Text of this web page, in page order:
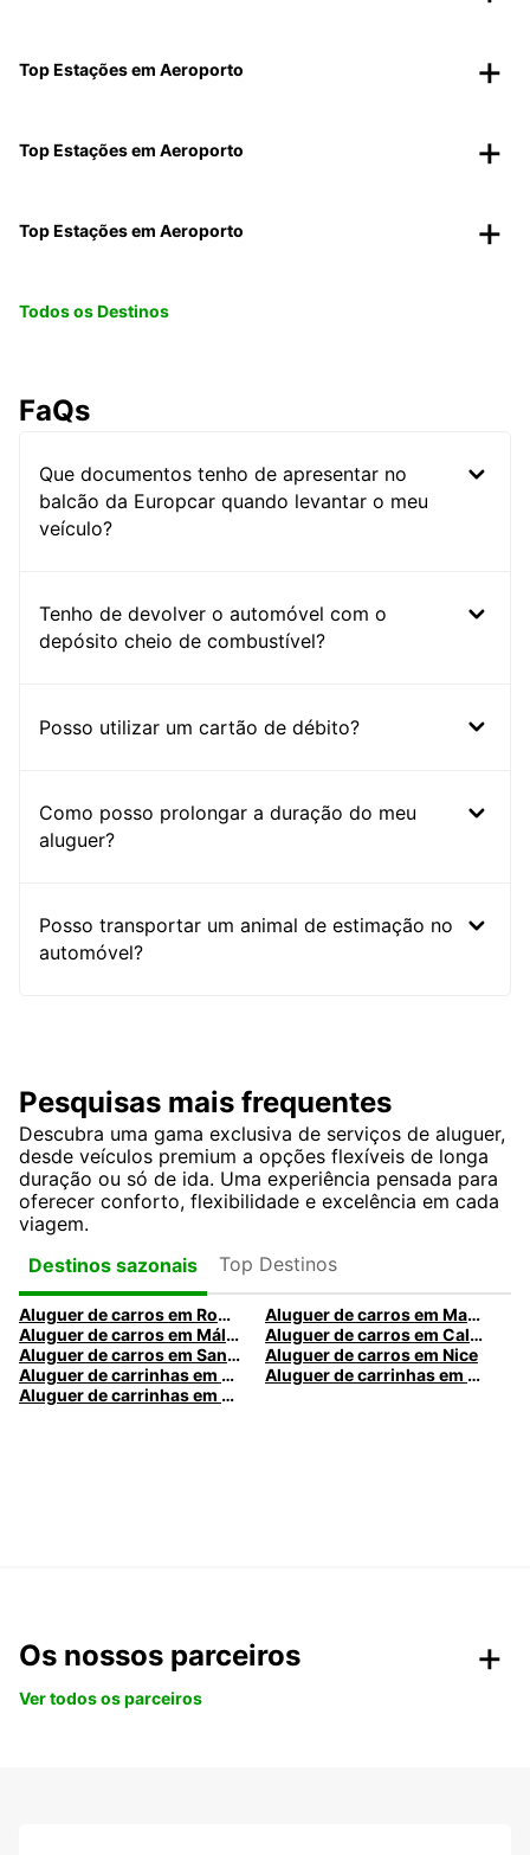
Top Estações em Aeroporto
Top Estações em Aeroporto
Top Estações em Aeroporto
Todos os Destinos
FaQs
Que documentos tenho de apresentar no
balcão da Europcar quando levantar o meu
veículo?
Tenho de devolver o automóvel com o
depósito cheio de combustível?
Posso utilizar um cartão de débito?
Como posso prolongar a duração do meu
aluguer?
Posso transportar um animal de estimação no
automóvel?
Pesquisas mais frequentes
Descubra uma gama exclusiva de serviços de aluguer,
desde veículos premium a opções flexíveis de longa
duração ou só de ida. Uma experiência pensada para
oferecer conforto, flexibilidade e excelência em cada
viagem.
Destinos sazonais
Top Destinos
Aluguer de carros em Roma
Aluguer de carros em Madrid
Aluguer de carros em Málaga
Aluguer de carros em Caldas da Rainha
Aluguer de carros em Santa Maria da Feira
Aluguer de carros em Nice
Aluguer de carrinhas em Nice
Aluguer de carrinhas em Santa Maria da Feira
Aluguer de carrinhas em Caldas da Rainha
Os nossos parceiros
Ver todos os parceiros